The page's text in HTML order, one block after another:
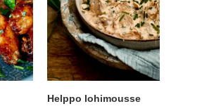
Helppo lohimousse